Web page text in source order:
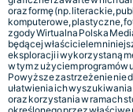
oraz formę (np. literackie,
komputerowe, plastyczne,
zgody Wirtualna Polska
będącej właścicielem
eksploracji i wykorzystaną
w tym z użyciem
Powyższe zastrzeżenie nie
ułatwienia ich
oraz korzystania w ramach